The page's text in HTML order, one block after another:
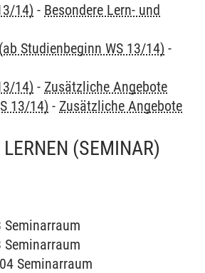
14) - Besondere Lern- und
Studienbeginn WS 13/14) -
14) - Zusätzliche Angebote
13/14) - Zusätzliche Angebote
(SEMINAR)
Seminarraum